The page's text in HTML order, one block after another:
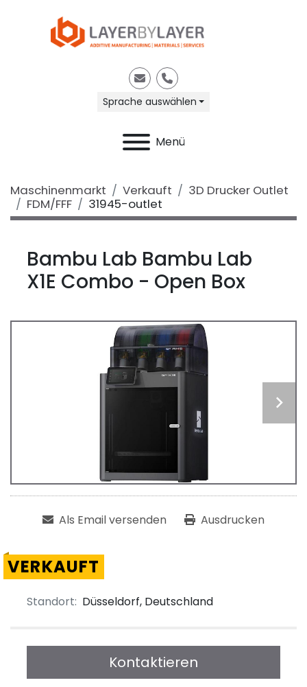
E-MailTelefon
Sprache auswählen
Menü
Maschinenmarkt Verkauft
3D Drucker Outlet
FDM/FFF
31945-outlet
Bambu Lab Bambu Lab
X1E Combo - Open Box
Als Email versenden Ausdrucken
VERKAUFT
Standort: Düsseldorf, Deutschland
Kontaktieren